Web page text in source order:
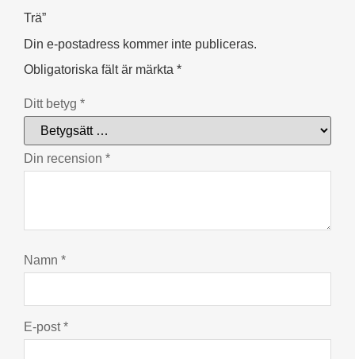
Trä”
Din e-postadress kommer inte publiceras.
Obligatoriska fält är märkta *
Ditt betyg *
Din recension *
Namn *
E-post*